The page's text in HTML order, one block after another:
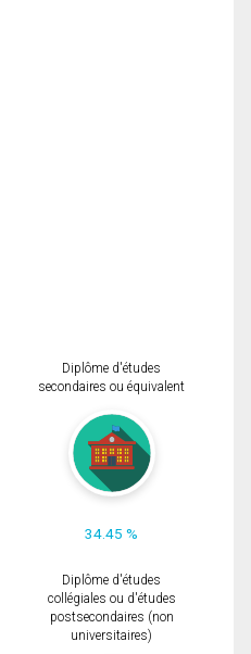
Diplôme d'études
secondaires ou équivalent
34.45 %
Diplôme d'études
collégiales ou d'études
postsecondaires (non
universitaires)